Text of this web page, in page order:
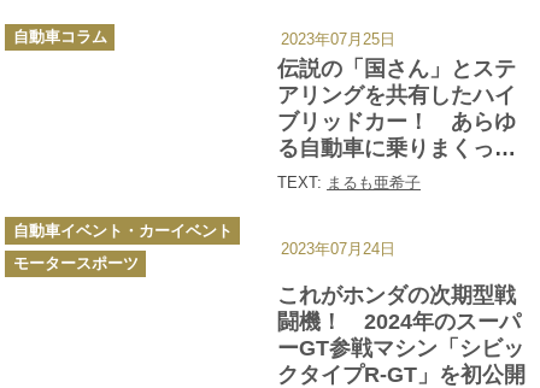
伝説の「国さん」とステ
アリングを共有したハイ
ブリッドカー！ あらゆ
る自動車に乗りまくって
いるプロが「超個人的に
TEXT: まるも亜希子
カ
テ
自動車コラム 2023年07月25日
これがホンダの次期型戦
闘機！ 2024年のスーパ
ーGT参戦マシン「シビッ
クタイプR-GT」を初公開
カ
テ
ゴ
リ
ー
自動車イベント・カーイベント
モータースポーツ
2023年07月24日